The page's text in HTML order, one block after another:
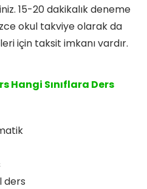
15-20 dakikalık deneme
okul takviye olarak da
için taksit imkanı vardır.
Hangi Sınıflara Ders
ders